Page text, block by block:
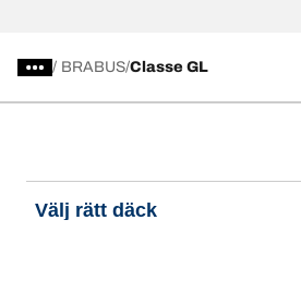
/ BRABUS Classe GL
Välj rätt däck